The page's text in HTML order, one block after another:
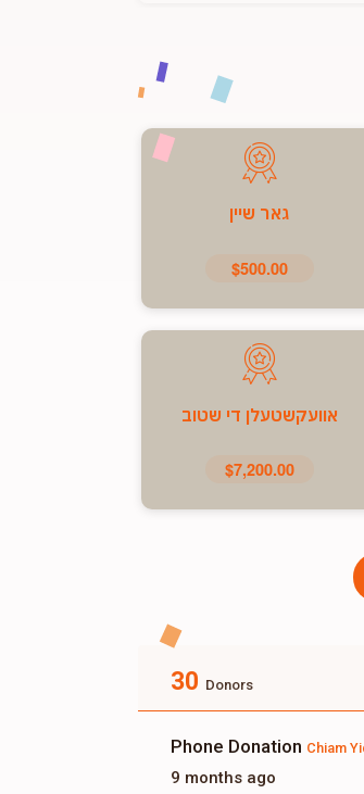
גאר שיין
$500.00
אוועקשטעלן די שטוב
$7,200.00
30 Donors
Phone Donation Chiam
9 months ago